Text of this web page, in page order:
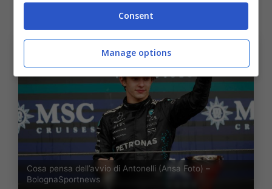
commettere errori.”
Cosa pensa dell’avvio di Antonelli (Ansa Foto) –
BolognaSportnews
Consent
Manage options